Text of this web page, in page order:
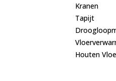
Kranen
Tapijt
Houten